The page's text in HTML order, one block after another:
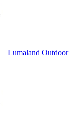
Lumaland Outdoor